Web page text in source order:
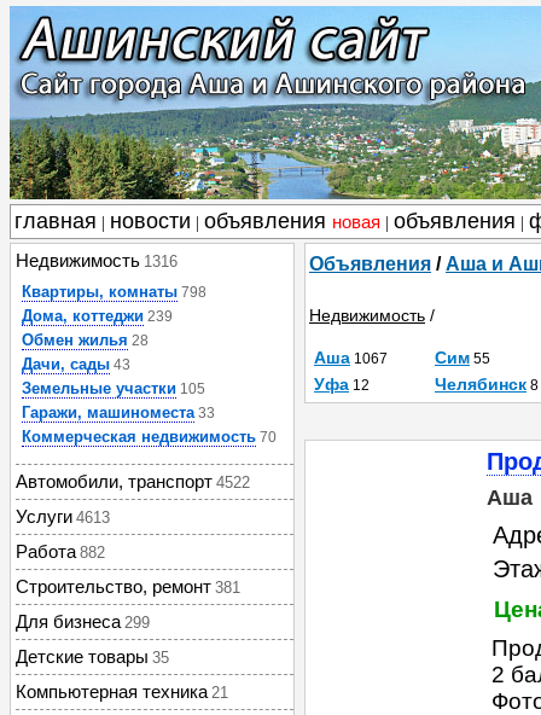
главная новости объявления новая объявления
Недвижимость 1316
Квартиры, комнаты 798
Дома, коттеджи 239
Обмен жилья 28
Дачи, сады 43
Земельные участки 105
Гаражи, машиноместа 33
Коммерческая недвижимость 70
Автомобили, транспорт 4522
Услуги 4613
Работа 882
Строительство, ремонт 381
Для бизнеса 299
Детские товары 35
Компьютерная техника 21
Объявления /Аша и
Недвижимость /
Аша 1067 Сим 55
Уфа 12 Челябинск 8
Аша
2